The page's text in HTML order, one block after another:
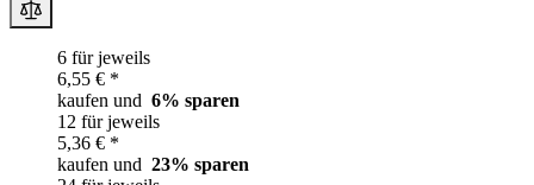
6 für jeweils
6,55 € *
kaufen und 6% sparen
12 für jeweils
5,36 € *
kaufen und 23% sparen